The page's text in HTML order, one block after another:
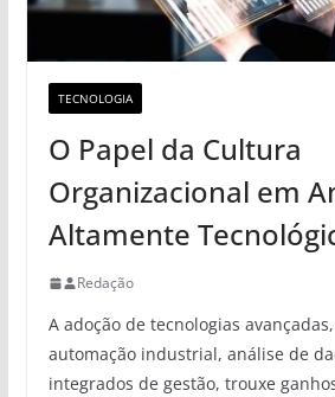
TECNOLOGIA
O Papel da Cultura
Organizacional em
Altamente
Redação
A adoção de tecnologias
automação industrial, análise de
integrados de gestão, trouxe